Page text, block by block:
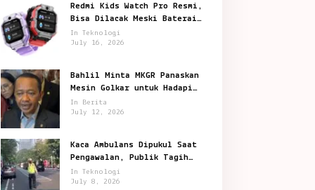
Redmi Kids Watch Pro Resmi,
Bisa Dilacak Meski Baterai
Sudah Habis
In Teknologi
July 16, 2026
Bahlil Minta MKGR Panaskan
Mesin Golkar untuk Hadapi
Pemilu 2029
In Berita
July 12, 2026
Kaca Ambulans Dipukul Saat
Pengawalan, Publik Tagih
Jawaban Polisi
In Teknologi
July 8, 2026